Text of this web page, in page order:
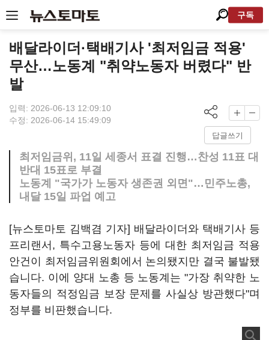
구독
배달라이더·택배기사 '최저임금 적용'
무산…노동계 "취약노동자 버렸다" 반
발
입력: 2026-06-13 12:09:10
수정: 2026-06-14 15:49:09
답글쓰기
최저임금위, 11일 세종서 표결 진행…찬성 11표 대
반대 15표로 부결
노동계 "국가가 노동자 생존권 외면"…민주노총,
내달 15일 파업 예고
[뉴스토마토 김백겸 기자] 배달라이더와 택배기사 등
프리랜서, 특수고용노동자 등에 대한 최저임금 적용
안건이 최저임금위원회에서 논의됐지만 결국 불발됐
습니다. 이에 양대 노총 등 노동계는 "가장 취약한 노
동자들의 적정임금 보장 문제를 사실상 방관했다"며
정부를 비판했습니다.